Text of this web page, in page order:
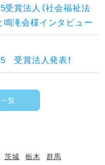
賞法人（社会福祉法
鳴滝会様インタビュー
受賞法人発表！
覧
茨城 栃木 群馬